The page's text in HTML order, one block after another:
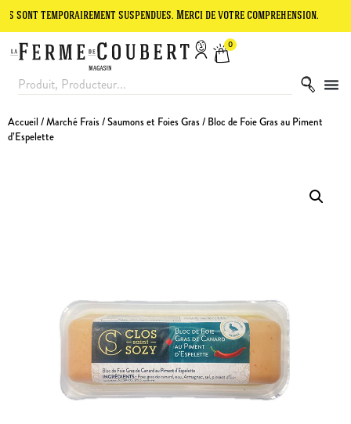
suspendues. Merci de votre compréhension. Le site
0
Accueil /Marché Frais/Saumons et Foies Gras/ Bloc de Foie Gras au Piment
d’Espelette